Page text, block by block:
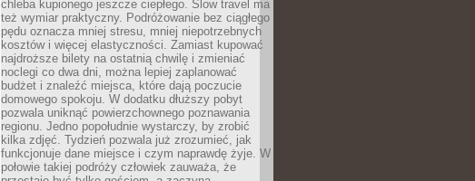
chleba kupionego jeszcze ciepłego. Slow travel ma
też wymiar praktyczny. Podróżowanie bez ciągłego
pędu oznacza mniej stresu, mniej niepotrzebnych
kosztów i więcej elastyczności. Zamiast kupować
najdroższe bilety na ostatnią chwilę i zmieniać
noclegi co dwa dni, można lepiej zaplanować
budżet i znaleźć miejsca, które dają poczucie
domowego spokoju. W dodatku dłuższy pobyt
pozwala uniknąć powierzchownego poznawania
regionu. Jedno popołudnie wystarczy, by zrobić
kilka zdjęć. Tydzień pozwala już zrozumieć, jak
funkcjonuje dane miejsce i czym naprawdę żyje. W
połowie takiej podróży człowiek zauważa, że